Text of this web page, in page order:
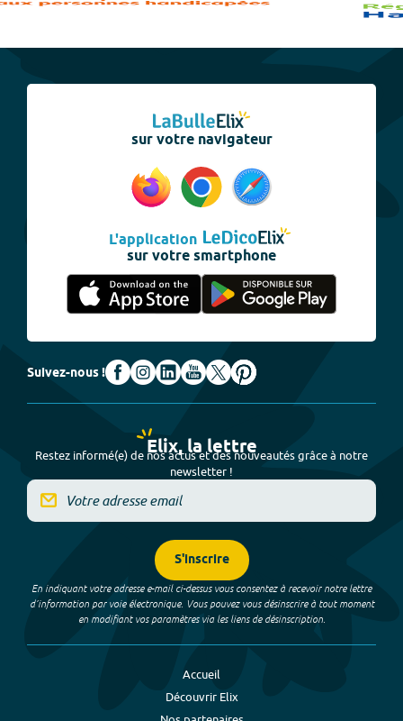
sur votre navigateur
L'application
sur votre smartphone
Suivez-nous !
Elix, la lettre
Restez informé(e) de nos actus et des nouveautés grâce à notre
newsletter !
S'inscrire
En indiquant votre adresse e-mail ci-dessus vous consentez à recevoir notre lettre
d’information par voie électronique. Vous pouvez vous désinscrire à tout moment
en modifiant vos paramètres via les liens de désinscription.
Accueil
Découvrir Elix